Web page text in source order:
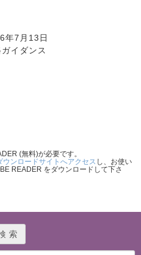
年7月13日
イダンス
(無料)が必要です。
ウンロードサイトへアクセス し、お使い
READER をダウンロードして下さ